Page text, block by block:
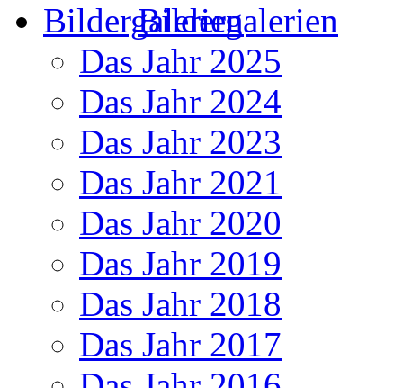
Bildergalerien
Das Jahr 2025
Das Jahr 2024
Das Jahr 2023
Das Jahr 2021
Das Jahr 2020
Das Jahr 2019
Das Jahr 2018
Das Jahr 2017